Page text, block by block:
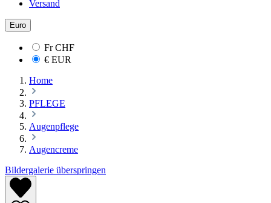
Versand
Euro
FrCHF
€ EUR
Home
PFLEGE
Augenpflege
Augencreme
Bildergalerie überspringen